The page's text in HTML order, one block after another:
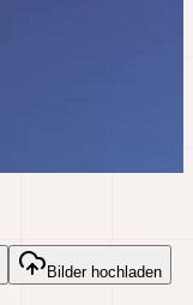
Bilder hochladen